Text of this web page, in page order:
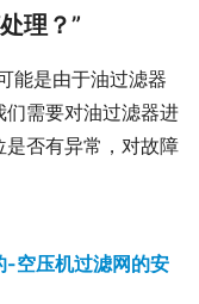
理？”
能是由于油过滤器
需要对油过滤器进
否有异常，对故障
-空压机过滤网的安